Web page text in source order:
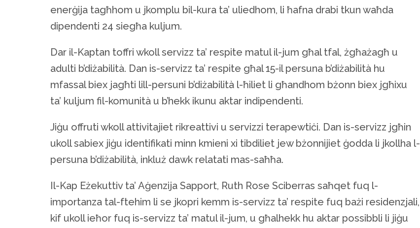
enerġija tagħhom u jkomplu bil-kura ta’ uliedhom, li ħafna drabi tkun waħda
dipendenti 24 siegħa kuljum.
Dar il-Kaptan toffri wkoll servizz ta’ respite matul il-jum għal tfal, żgħażagħ u
adulti b’diżabilità. Dan is-servizz ta’ respite għal 15-il persuna b’diżabilità hu
mfassal biex jagħti lill-persuni b’diżabilità l-ħiliet li għandhom bżonn biex jgħixu
ta’ kuljum fil-komunità u b’hekk ikunu aktar indipendenti.
Jiġu offruti wkoll attivitajiet rikreattivi u servizzi terapewtiċi. Dan is-servizz jgħin
ukoll sabiex jiġu identifikati minn kmieni xi tibdiliet jew bżonnijiet ġodda li jkollha l-
persuna b’diżabilità, inkluż dawk relatati mas-saħħa.
Il-Kap Eżekuttiv ta’ Aġenzija Sapport, Ruth Rose Sciberras saħqet fuq l-
importanza tal-ftehim li se jkopri kemm is-servizz ta’ respite fuq bażi residenzjali,
kif ukoll ieħor fuq is-servizz ta’ matul il-jum, u għalhekk hu aktar possibbli li jiġu